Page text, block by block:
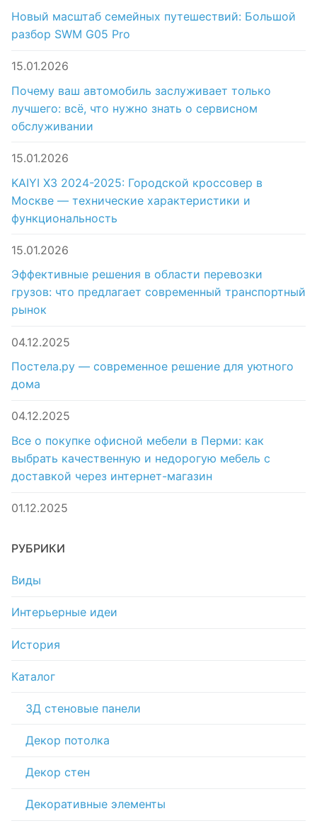
Новый масштаб семейных путешествий: Большой
разбор SWM G05 Pro
15.01.2026
Почему ваш автомобиль заслуживает только
лучшего: всё, что нужно знать о сервисном
обслуживании
15.01.2026
KAIYI X3 2024-2025: Городской кроссовер в
Москве — технические характеристики и
функциональность
15.01.2026
Эффективные решения в области перевозки
грузов: что предлагает современный транспортный
рынок
04.12.2025
Постела.ру — современное решение для уютного
дома
04.12.2025
Все о покупке офисной мебели в Перми: как
выбрать качественную и недорогую мебель с
доставкой через интернет-магазин
01.12.2025
РУБРИКИ
Виды
Интерьерные идеи
История
Каталог
3Д стеновые панели
Декор потолка
Декор стен
Декоративные элементы